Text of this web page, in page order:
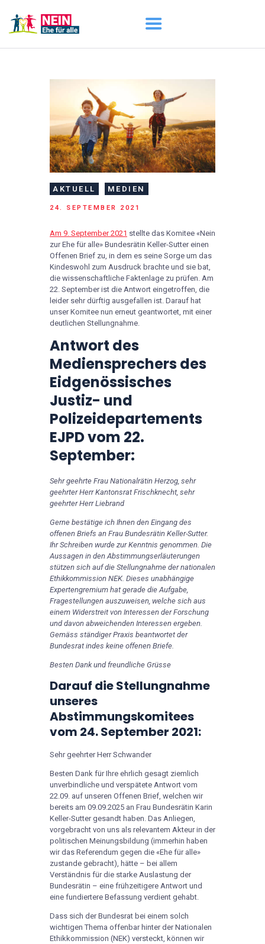
START
AKTUELL
DARUM GEHT ES
ÜBER UNS
DOWNLOADS
AKTUELL MEDIEN
24. SEPTEMBER 2021
Am 9. September 2021 stellte das Komitee «Nein
zur Ehe für alle» Bundesrätin Keller-Sutter einen
Offenen Brief zu, in dem es seine Sorge um das
Kindeswohl zum Ausdruck brachte und sie bat,
die wissenschaftliche Faktenlage zu prüfen. Am
22. September ist die Antwort eingetroffen, die
leider sehr dürftig ausgefallen ist. Darauf hat
unser Komitee nun erneut geantwortet, mit einer
deutlichen Stellungnahme.
Antwort des
Mediensprechers des
Eidgenössisches
Justiz- und
Polizeidepartements
EJPD vom 22.
September:
Sehr geehrte Frau Nationalrätin Herzog, sehr
geehrter Herr Kantonsrat Frischknecht, sehr
geehrter Herr Liebrand
Gerne bestätige ich Ihnen den Eingang des
offenen Briefs an Frau Bundesrätin Keller-Sutter.
Ihr Schreiben wurde zur Kenntnis genommen. Die
Aussagen in den Abstimmungserläuterungen
stützen sich auf die Stellungnahme der nationalen
Ethikkommission NEK. Dieses unabhängige
Expertengremium hat gerade die Aufgabe,
Fragestellungen auszuweisen, welche sich aus
einem Widerstreit von Interessen der Forschung
und davon abweichenden Interessen ergeben.
Gemäss ständiger Praxis beantwortet der
Bundesrat indes keine offenen Briefe.
Besten Dank und freundliche Grüsse
Darauf die Stellungnahme
unseres
Abstimmungskomitees
vom 24. September 2021:
Sehr geehrter Herr Schwander
Besten Dank für Ihre ehrlich gesagt ziemlich
unverbindliche und verspätete Antwort vom
22.09. auf unseren Offenen Brief, welchen wir
bereits am 09.09.2025 an Frau Bundesrätin Karin
Keller-Sutter gesandt haben. Das Anliegen,
vorgebracht von uns als relevantem Akteur in der
politischen Meinungsbildung (immerhin haben
wir das Referendum gegen die «Ehe für alle»
zustande gebracht), hätte – bei allem
Verständnis für die starke Auslastung der
Bundesrätin – eine frühzeitigere Antwort und
eine fundiertere Befassung verdient gehabt.
Dass sich der Bundesrat bei einem solch
wichtigen Thema offenbar hinter der Nationalen
Ethikkommission (NEK) versteckt, können wir